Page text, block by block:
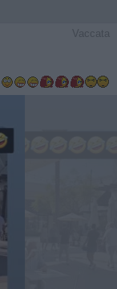
Vaccata